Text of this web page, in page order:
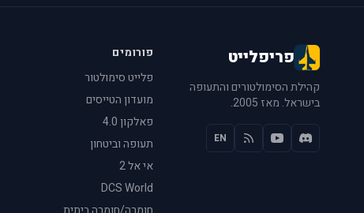
פריפלייט
קהילת הסימולטורים והתעופה
בישראל. מאז 2005.
EN
פורומים
פלייט סימולטור
מועדון הטייסים
פאלקון 4.0
תעופה וביטחון
אי אל 2
DCS World